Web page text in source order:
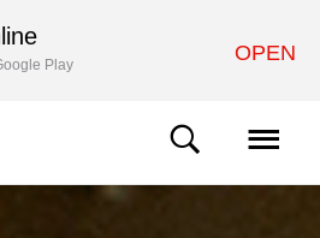
Play OPEN